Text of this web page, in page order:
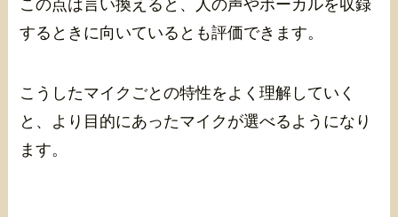
この点は言い換えると、人の声やボーカルを収録
するときに向いているとも評価できます。
こうしたマイクごとの特性をよく理解していく
と、より目的にあったマイクが選べるようになり
ます。